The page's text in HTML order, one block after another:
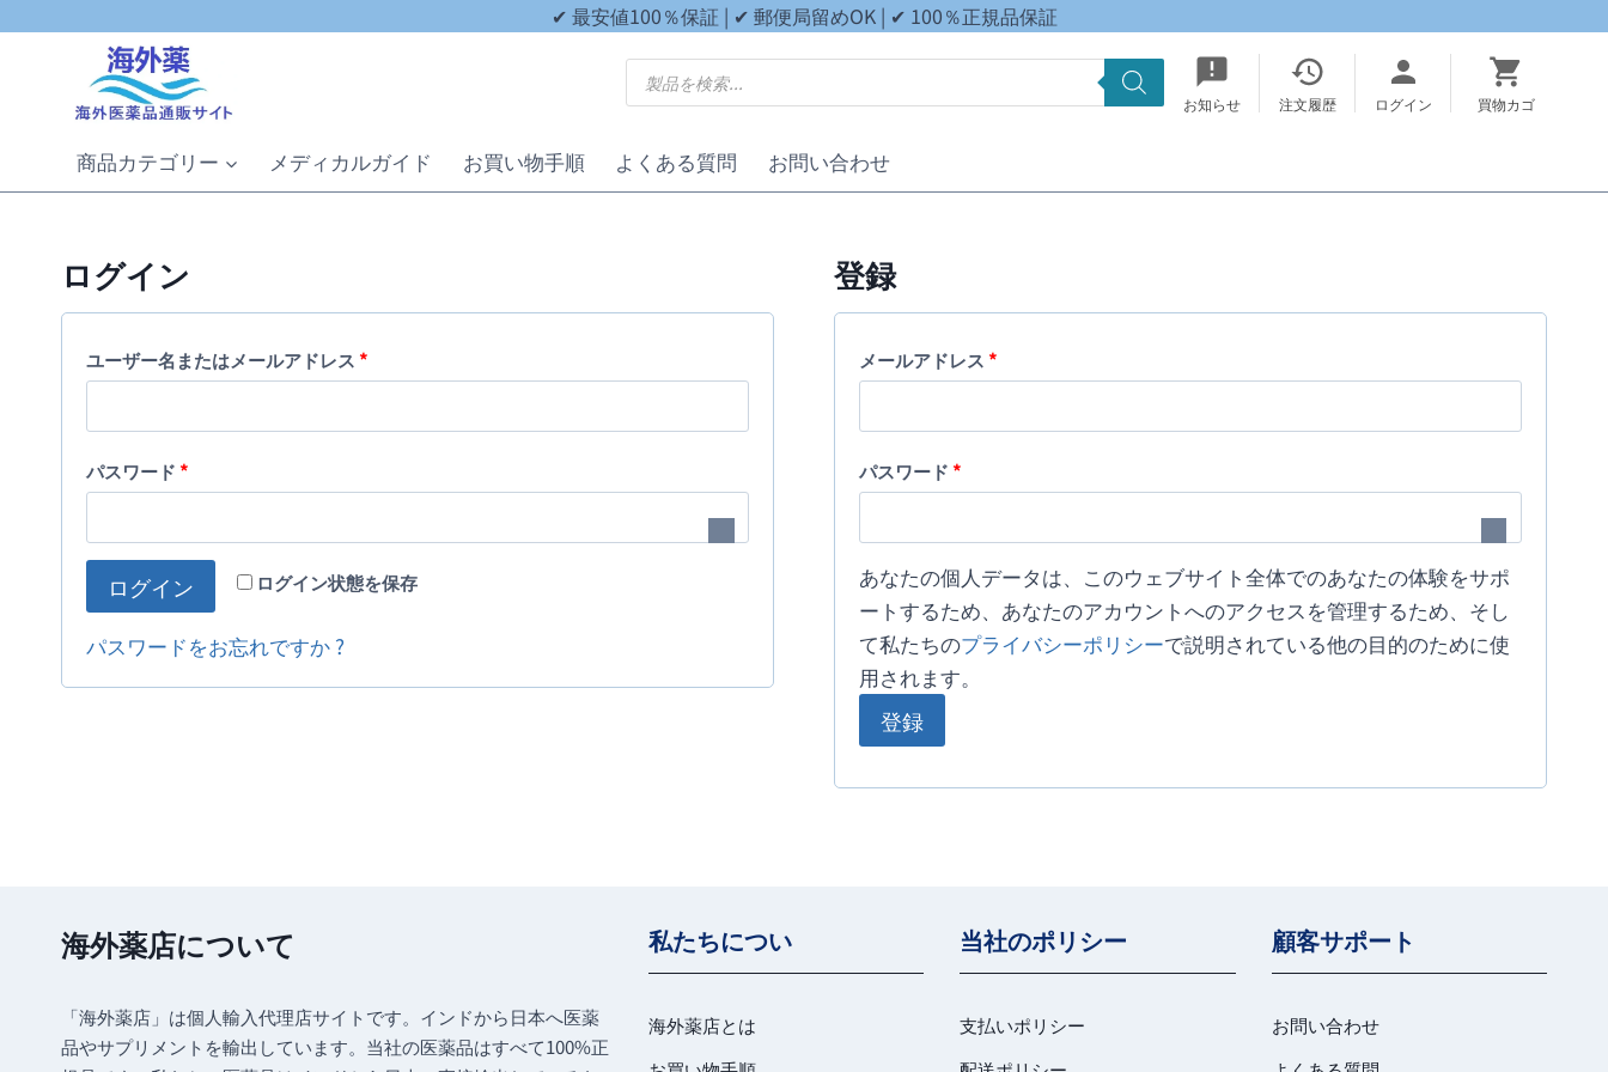
✔ 最安値100％保証 | ✔ 郵便局留めOK | ✔ 100％正規品保証
商
検 お知らせ 注文履歴 ログイン 買物カゴ
商品カテゴリー メディカルガイド お買い物手順 よくある質問 お問い合わせ
ログイン
ユーザー名またはメールアドレス *
パスワード *
ログイン状態を保存
ログイン
パスワードをお忘れですか ?
登録
メールアドレス *必
パスワード *必
あなたの個人データは、このウェブサイト全体でのあなたの体験をサポ
ートするため、あなたのアカウントへのアクセスを管理するため、そし
て私たちのプライバシーポリシーで説明されている他の目的のために使
用されます。
登録
海外薬店について
「海外薬店」は個人輸入代理店サイトです。インドから日本へ医薬
品やサプリメントを輸出しています。当社の医薬品はすべて100%正
私たちについ
海外薬店とは
当社のポリシー
支払いポリシー
顧客サポート
お問い合わせ